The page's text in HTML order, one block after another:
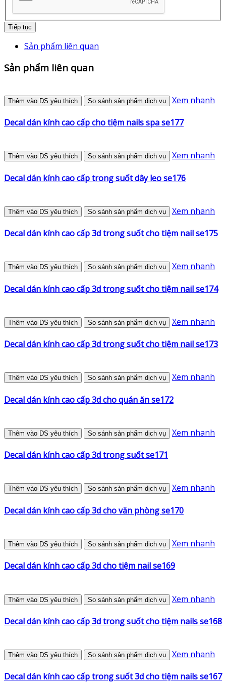
Tiếp tục
Sản phẩm liên quan
Sản phẩm liên quan
Thêm vào DS yêu thích So sánh sản phẩm dịch vụ Xem nhanh
Decal dán kính cao cấp cho tiệm nails spa se177
Thêm vào DS yêu thích So sánh sản phẩm dịch vụ Xem nhanh
Decal dán kính cao cấp trong suốt dây leo se176
Thêm vào DS yêu thích So sánh sản phẩm dịch vụ Xem nhanh
Decal dán kính cao cấp 3d trong suốt cho tiệm nail se175
Thêm vào DS yêu thích So sánh sản phẩm dịch vụ Xem nhanh
Decal dán kính cao cấp 3d trong suốt cho tiệm nail se174
Thêm vào DS yêu thích So sánh sản phẩm dịch vụ Xem nhanh
Decal dán kính cao cấp 3d trong suốt cho tiệm nail se173
Thêm vào DS yêu thích So sánh sản phẩm dịch vụ Xem nhanh
Decal dán kính cao cấp 3d cho quán ăn se172
Thêm vào DS yêu thích So sánh sản phẩm dịch vụ Xem nhanh
Decal dán kính cao cấp 3d trong suốt se171
Thêm vào DS yêu thích So sánh sản phẩm dịch vụ Xem nhanh
Decal dán kính cao cấp 3d cho văn phòng se170
Thêm vào DS yêu thích So sánh sản phẩm dịch vụ Xem nhanh
Decal dán kính cao cấp 3d cho tiệm nail se169
Thêm vào DS yêu thích So sánh sản phẩm dịch vụ Xem nhanh
Decal dán kính cao cấp 3d trong suốt cho tiệm nails se168
Thêm vào DS yêu thích So sánh sản phẩm dịch vụ Xem nhanh
Decal dán kính cao cấp trong suốt 3d cho tiệm nails se167